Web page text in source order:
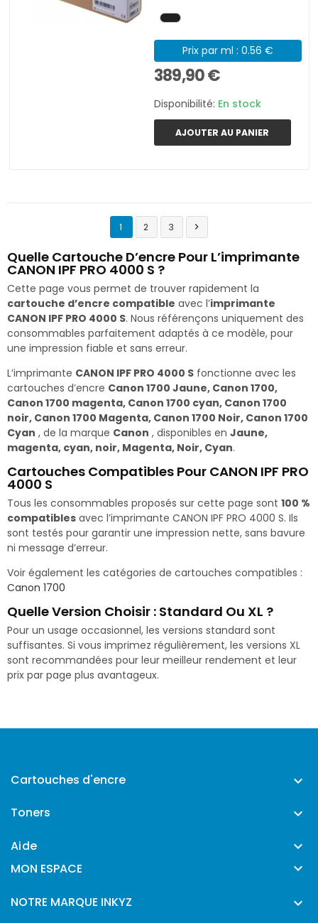
Prix par ml : 0.56 €
389,90 €
Disponibilité: En stock
AJOUTER AU PANIER
1 2 3 
Quelle Cartouche D’encre Pour L’imprimante
CANON IPF PRO 4000 S ?
Cette page vous permet de trouver rapidement la
cartouche d’encre compatible avec l’imprimante
CANON IPF PRO 4000 S. Nous référençons uniquement des
consommables parfaitement adaptés à ce modèle, pour
une impression fiable et sans erreur.
L’imprimante CANON IPF PRO 4000 S fonctionne avec les
cartouches d’encre Canon 1700 Jaune, Canon 1700,
Canon 1700 magenta, Canon 1700 cyan, Canon 1700
noir, Canon 1700 Magenta, Canon 1700 Noir, Canon 1700
Cyan , de la marque Canon , disponibles en Jaune,
magenta, cyan, noir, Magenta, Noir, Cyan.
Cartouches Compatibles Pour CANON IPF PRO
4000 S
Tous les consommables proposés sur cette page sont 100 %
compatibles avec l’imprimante CANON IPF PRO 4000 S. Ils
sont testés pour garantir une impression nette, sans bavure
ni message d’erreur.
Voir également les catégories de cartouches compatibles :
Canon 1700
Quelle Version Choisir : Standard Ou XL ?
Pour un usage occasionnel, les versions standard sont
suffisantes. Si vous imprimez régulièrement, les versions XL
sont recommandées pour leur meilleur rendement et leur
prix par page plus avantageux.
Cartouches d'encre 
Toners 
Aide 
MON ESPACE 
NOTRE MARQUE INKYZ 